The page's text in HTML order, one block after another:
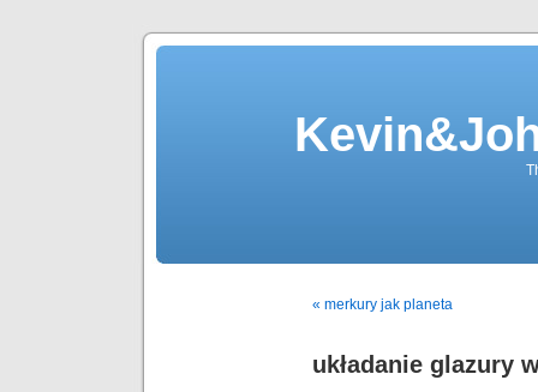
« merkury jak planeta
układanie glazury